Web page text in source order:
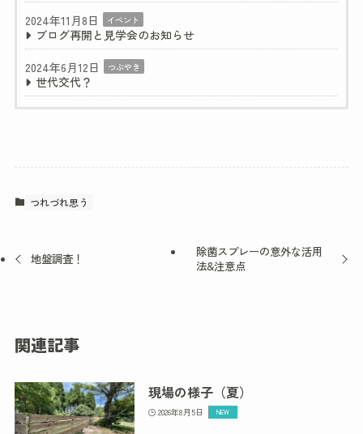
2024年11月8日 イベント
ブログ再開と見学会のお知らせ
2024年6月12日
つぶやき
世代交代？
つれづれ思う
地盤調査！
除菌スプレーの意外な活用
法&注意点
関連記事
現場の様子（夏）
2026年8月5日